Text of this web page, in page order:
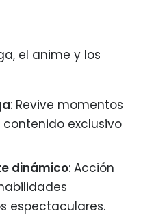
el anime y los
: Revive momentos
exclusivo
dinámico: Acción
espectaculares.